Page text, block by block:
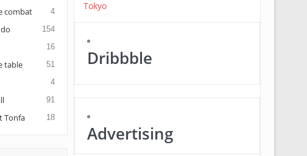
combat 4
154
16
table 51
4
91
Tonfa 18
Dribbble
Advertising